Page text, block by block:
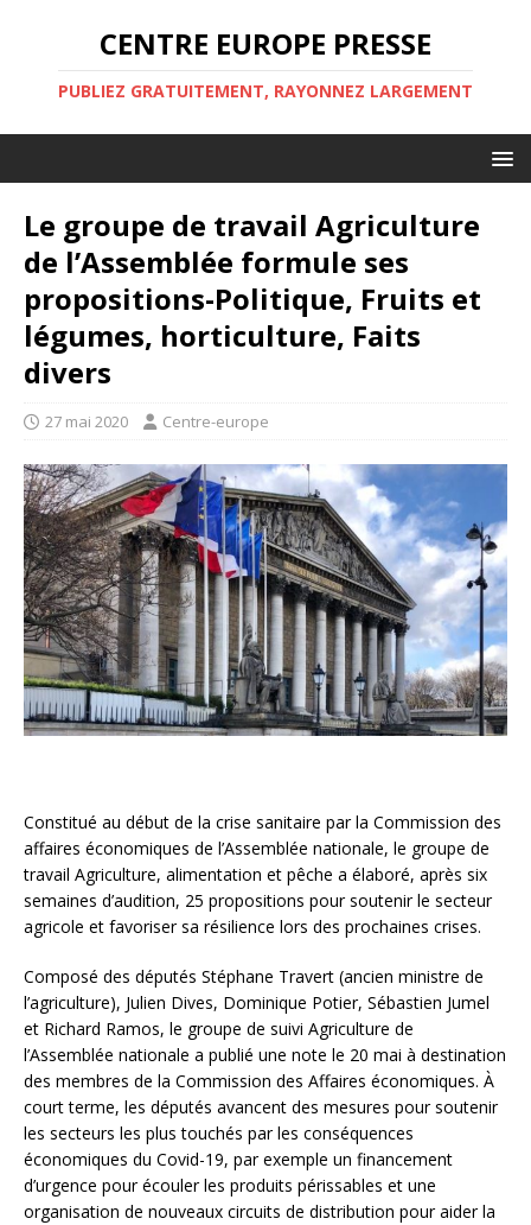
CENTRE EUROPE PRESSE
PUBLIEZ GRATUITEMENT, RAYONNEZ LARGEMENT
Le groupe de travail Agriculture
de l’Assemblée formule ses
propositions-Politique, Fruits et
légumes, horticulture, Faits
divers
27 mai 2020 Centre-europe
Constitué au début de la crise sanitaire par la Commission des
affaires économiques de l’Assemblée nationale, le groupe de
travail Agriculture, alimentation et pêche a élaboré, après six
semaines d’audition, 25 propositions pour soutenir le secteur
agricole et favoriser sa résilience lors des prochaines crises.
Composé des députés Stéphane Travert (ancien ministre de
l’agriculture), Julien Dives, Dominique Potier, Sébastien Jumel
et Richard Ramos, le groupe de suivi Agriculture de
l’Assemblée nationale a publié une note le 20 mai à destination
des membres de la Commission des Affaires économiques. À
court terme, les députés avancent des mesures pour soutenir
les secteurs les plus touchés par les conséquences
économiques du Covid-19, par exemple un financement
d’urgence pour écouler les produits périssables et une
organisation de nouveaux circuits de distribution pour aider la